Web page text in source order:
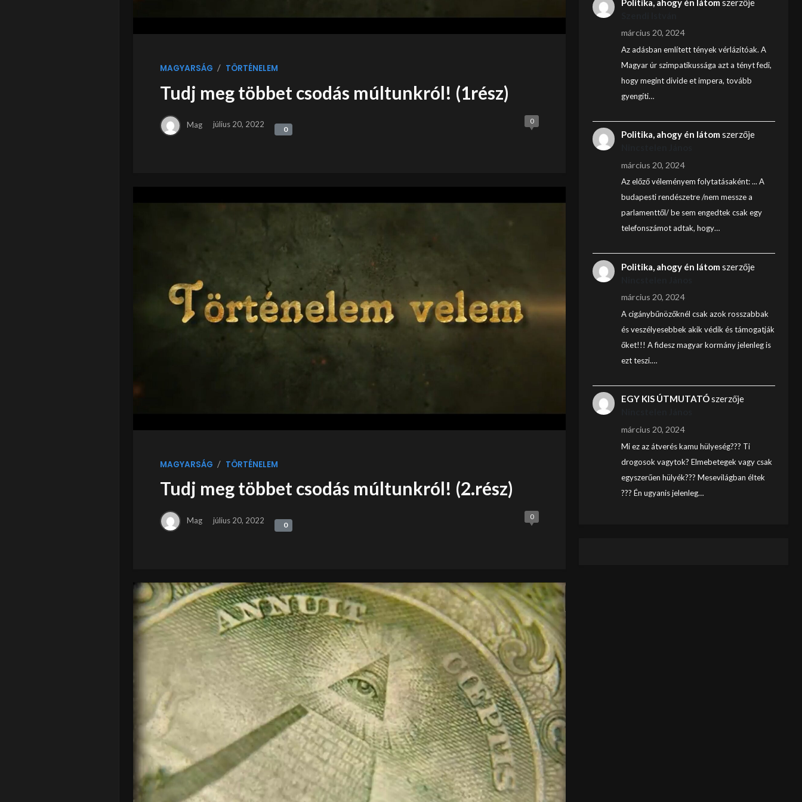
MAGYARSÁG / TÖRTÉNELEM
Tudj meg többet csodás múltunkról! (1rész)
Mag július 20, 2022
0
0
MAGYARSÁG / TÖRTÉNELEM
Tudj meg többet csodás múltunkról! (2.rész)
Mag július 20, 2022
0
0
március 20, 2024
Az adásban említett tények vérlázítóak. A
Magyar úr szimpatikussága azt a tényt fedi,
hogy megint divide et impera, tovább
gyengíti…
Politika, ahogy én látom szerzője
március 20, 2024
Az előző véleményem folytatásaként: ... A
budapesti rendészetre /nem messze a
parlamenttől/ be sem engedtek csak egy
telefonszámot adtak, hogy…
Politika, ahogy én látom szerzője
március 20, 2024
A cigánybűnözőknél csak azok rosszabbak
és veszélyesebbek akik védik és támogatják
őket!!! A fidesz magyar kormány jelenleg is
ezt teszi.…
EGY KIS ÚTMUTATÓszerzője
március 20, 2024
Mi ez az átverés kamu hülyeség??? Ti
drogosok vagytok? Elmebetegek vagy csak
egyszerűen hülyék??? Mesevilágban éltek
??? Én ugyanis jelenleg…